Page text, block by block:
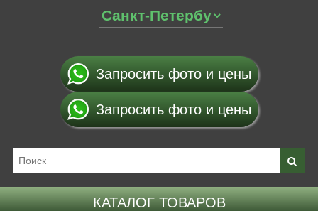
Запросить фото и цены
Запросить фото и цены
КАТАЛОГ ТОВАРОВ